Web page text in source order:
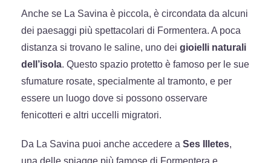
Anche se La Savina è piccola, è circondata da alcuni
dei paesaggi più spettacolari di Formentera. A poca
distanza si trovano le saline, uno dei gioielli naturali
dell’isola. Questo spazio protetto è famoso per le sue
sfumature rosate, specialmente al tramonto, e per
essere un luogo dove si possono osservare
fenicotteri e altri uccelli migratori.
Da La Savina puoi anche accedere a Ses Illetes,